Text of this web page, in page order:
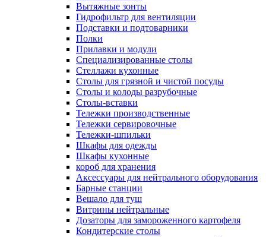
Вытяжные зонты
Гидрофильтр для вентиляции
Подставки и подтоварники
Полки
Прилавки и модули
Специализированные столы
Стеллажи кухонные
Столы для грязной и чистой посуды
Столы и колоды разрубочные
Столы-вставки
Тележки производственные
Тележки сервировочные
Тележки-шпильки
Шкафы для одежды
Шкафы кухонные
короб для хранения
Аксессуары для нейтрального оборудования
Барные станции
Вешало для туш
Витрины нейтральные
Дозаторы для замороженного картофеля
Кондитерские столы